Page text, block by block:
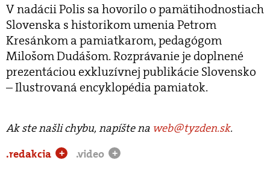
V nadácii Polis sa hovorilo o pamätihodnostiach
Slovenska s historikom umenia Petrom
Kresánkom a pamiatkarom, pedagógom
Milošom Dudášom. Rozprávanie je doplnené
prezentáciou exkluzívnej publikácie Slovensko
– Ilustrovaná encyklopédia pamiatok.
Ak ste našli chybu, napíšte na web@tyzden.sk.
.redakcia
+ .video +